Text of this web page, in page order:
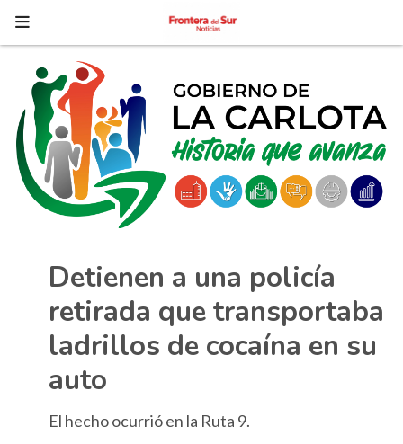
Detienen a una policía
retirada que transportaba
ladrillos de cocaína en su
auto
El hecho ocurrió en la Ruta 9.